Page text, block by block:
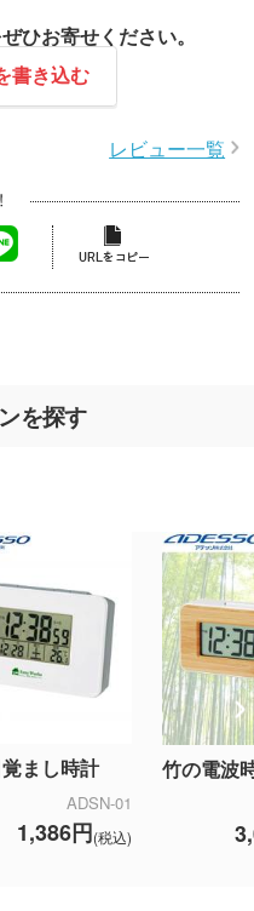
ひお寄せください。
書き込む
レビュー一覧
を探す
まし時計
ADSN-01
1,386円(税込)
竹の電波